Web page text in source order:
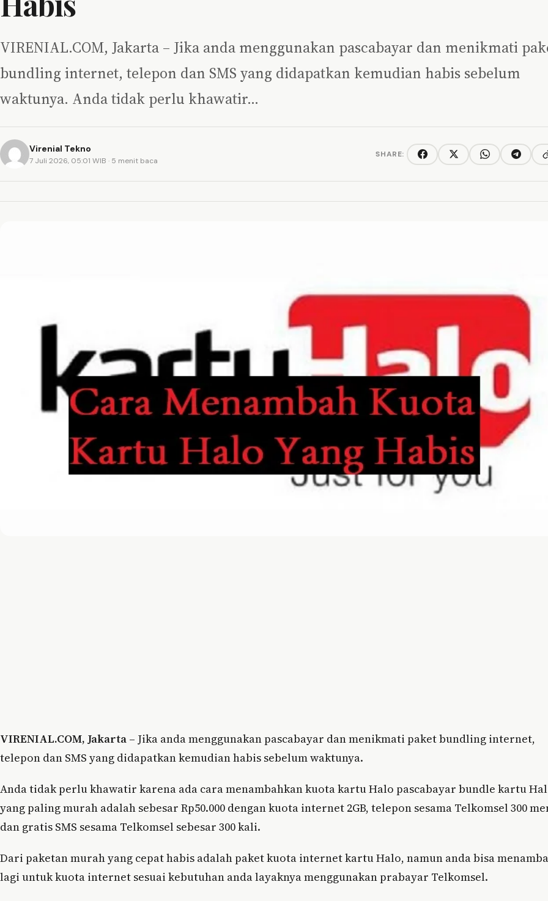
VIRENIAL.COM, Jakarta – Jika anda menggunakan pascabayar dan menikmati
bundling internet, telepon dan SMS yang didapatkan kemudian habis sebelum
waktunya. Anda tidak perlu khawatir…
Virenial Tekno
7 Juli 2026, 05:01 WIB · 5 menit baca
SHARE: FacebookTwitter/XWhatsAppTelegram
VIRENIAL.COM, Jakarta – Jika anda menggunakan pascabayar dan menikmati paket bundling internet,
telepon dan SMS yang didapatkan kemudian habis sebelum waktunya.
Anda tidak perlu khawatir karena ada cara menambahkan kuota kartu Halo pascabayar bundle kartu
yang paling murah adalah sebesar Rp50.000 dengan kuota internet 2GB, telepon sesama Telkomsel 300
dan gratis SMS sesama Telkomsel sebesar 300 kali.
Dari paketan murah yang cepat habis adalah paket kuota internet kartu Halo, namun anda bisa
lagi untuk kuota internet sesuai kebutuhan anda layaknya menggunakan prabayar Telkomsel.